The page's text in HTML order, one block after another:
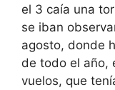
el 3 caía una
se iban
agosto, donde
de todo el año,
vuelos, que